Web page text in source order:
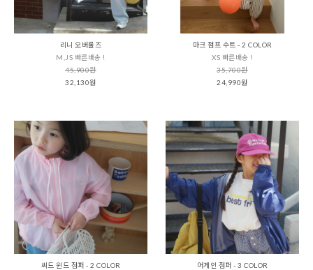
리니 오버롤즈
M,JS 빠른배송 !
45,900원
32,130원
마크 점프 수트 - 2 COLOR
XS 빠른배송 !
35,700원
24,990원
씨드 윈드 점퍼 - 2 COLOR
어게인 점퍼 - 3 COLOR